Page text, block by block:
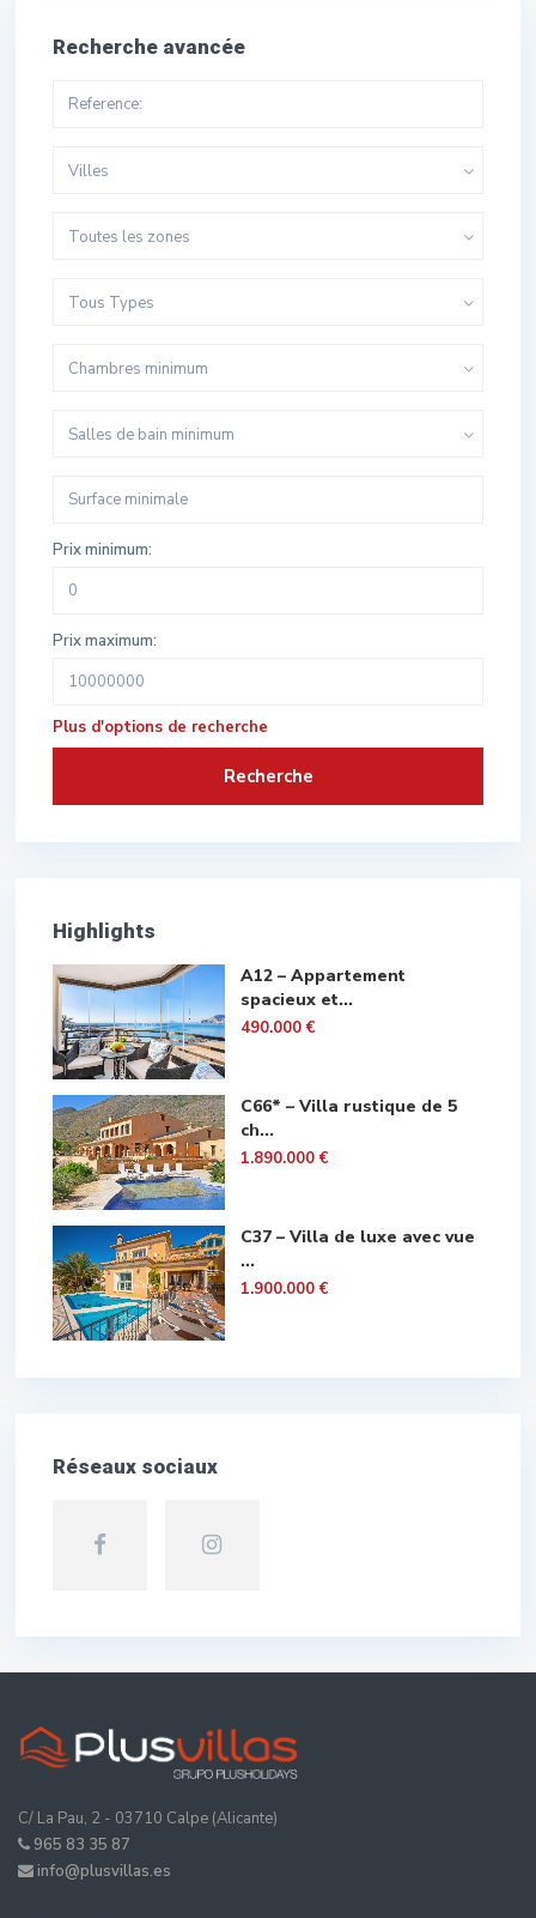
Recherche avancée
Villes
Toutes les zones
Tous Types
Chambres minimum
Salles de bain minimum
Prix minimum:
Prix maximum:
Plus d'options de recherche
Recherche
Highlights
A12 – Appartement
spacieux et...
490.000 €
C66* – Villa rustique de 5
ch...
1.890.000 €
C37 – Villa de luxe avec vue
...
1.900.000 €
Réseaux sociaux
C/ La Pau, 2 - 03710 Calpe (Alicante)
965 83 35 87
info@plusvillas.es